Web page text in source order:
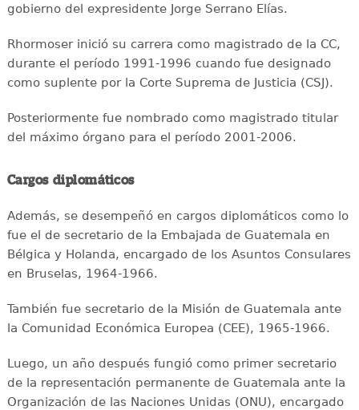
gobierno del expresidente Jorge Serrano Elías.
Rhormoser inició su carrera como magistrado de la CC,
durante el período 1991-1996 cuando fue designado
como suplente por la Corte Suprema de Justicia (CSJ).
Posteriormente fue nombrado como magistrado titular
del máximo órgano para el período 2001-2006.
Cargos diplomáticos
Además, se desempeñó en cargos diplomáticos como lo
fue el de secretario de la Embajada de Guatemala en
Bélgica y Holanda, encargado de los Asuntos Consulares
en Bruselas, 1964-1966.
También fue secretario de la Misión de Guatemala ante
la Comunidad Económica Europea (CEE), 1965-1966.
Luego, un año después fungió como primer secretario
de la representación permanente de Guatemala ante la
Organización de las Naciones Unidas (ONU), encargado